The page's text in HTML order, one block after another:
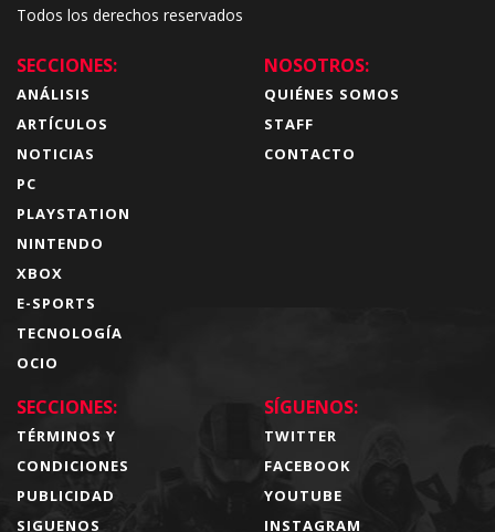
Todos los derechos reservados
SECCIONES:
ANÁLISIS
ARTÍCULOS
NOTICIAS
PC
PLAYSTATION
NINTENDO
XBOX
E-SPORTS
TECNOLOGÍA
OCIO
NOSOTROS:
QUIÉNES SOMOS
STAFF
CONTACTO
SECCIONES:
TÉRMINOS Y
CONDICIONES
PUBLICIDAD
SIGUENOS
SÍGUENOS:
TWITTER
FACEBOOK
YOUTUBE
INSTAGRAM